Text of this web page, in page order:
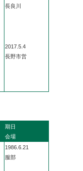
長良川
2017.5.4
長野市営
期日
会場
1986.6.21
服部